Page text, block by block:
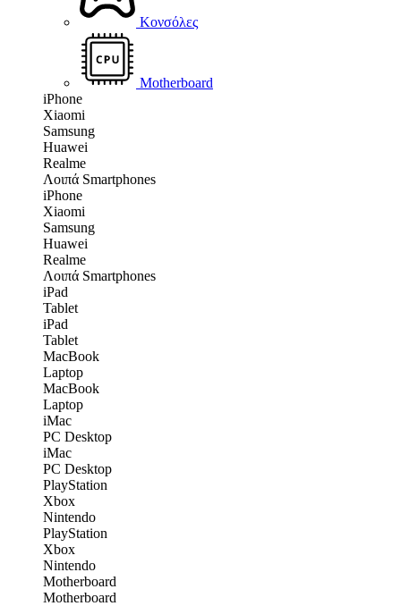
Κονσόλες
Motherboard
iPhone
Xiaomi
Samsung
Huawei
Realme
Λοιπά Smartphones
iPhone
Xiaomi
Samsung
Huawei
Realme
Λοιπά Smartphones
iPad
Tablet
iPad
Tablet
MacBook
Laptop
MacBook
Laptop
iMac
PC Desktop
iMac
PC Desktop
PlayStation
Xbox
Nintendo
PlayStation
Xbox
Nintendo
Motherboard
Motherboard